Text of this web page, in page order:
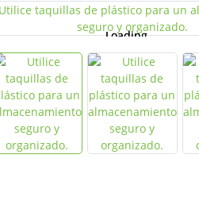
Loading...
Loading...